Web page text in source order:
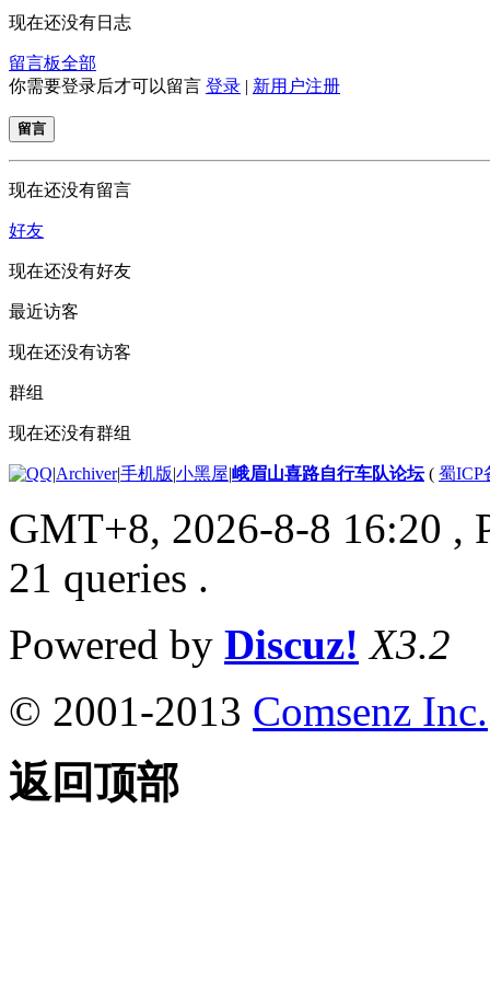
现在还没有日志
留言板全部
你需要登录后才可以留言 登录 | 新用户注册
留言
现在还没有留言
好友
现在还没有好友
最近访客
现在还没有访客
群组
现在还没有群组
|Archiver|手机版|小黑屋|峨眉山喜路自行车队论坛( 蜀ICP
GMT+8, 2026-8-8 16:20 ,
21 queries .
Powered by Discuz! X3.2
© 2001-2013 Comsenz Inc.
返回顶部